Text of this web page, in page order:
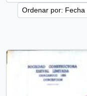
Ordenar por: Fecha